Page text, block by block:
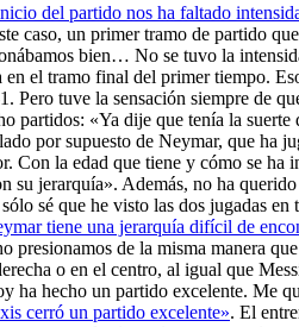
del partido nos ha faltado
caso, un primer tramo de partido
bien… No se tuvo la
el tramo final del primer tiempo.
Pero tuve la sensación siempre de
partidos: «Ya dije que tenía la
por supuesto de Neymar, que
Con la edad que tiene y cómo se
su jerarquía». Además, no ha
sé que he visto las dos jugadas
tiene una jerarquía difícil de
presionamos de la misma manera
o en el centro, al igual que
ha hecho un partido excelente.
cerró un partido excelente». El